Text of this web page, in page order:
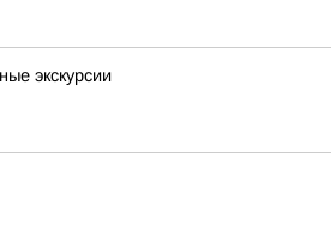
экскурсии